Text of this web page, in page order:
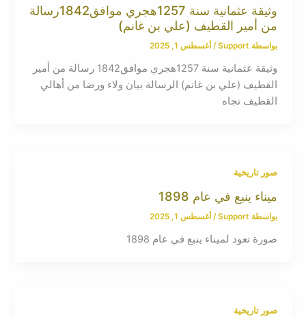
وثيقة عثمانية سنة 1257هجري موافق1842رسالة
من أمير القطيف (علي بن غانم)
بواسطة Support
/ أغسطس 1, 2025
وثيقة عثمانية سنة 1257هجري موافق1842 رسالة من أمير
القطيف (علي بن غانم) الرسالة بيان ولاء ورضا من أهالي
القطيف تجاه
صور تاريخية
ميناء ينبع في عام 1898
بواسطة Support
/ أغسطس 1, 2025
صورة تعود لميناء ينبع في عام 1898
صور تاريخية